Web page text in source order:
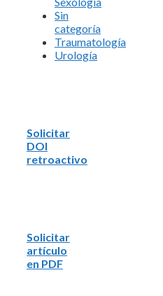
Sin
categoría
Traumatología
Urología
Solicitar
DOI
retroactivo
Solicitar
artículo
en PDF